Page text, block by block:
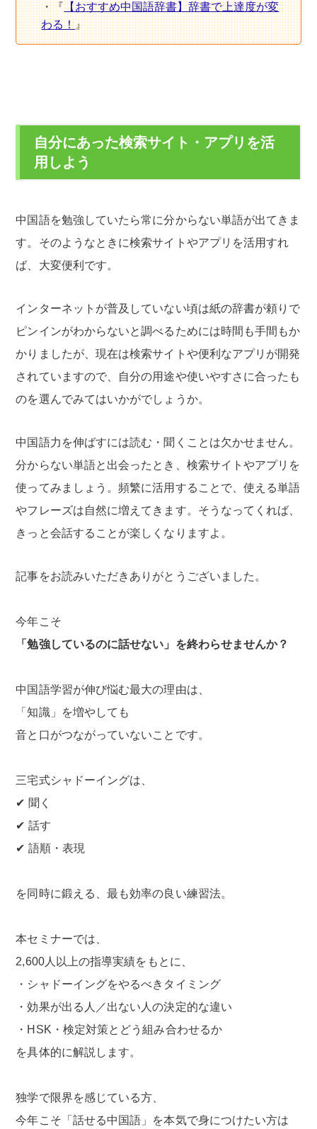
『【おすすめ中国語辞書】辞書で上達度が変
わる！』
自分にあった検索サイト・アプリを活
用しよう
中国語を勉強していたら常に分からない単語が出てきま
す。そのようなときに検索サイトやアプリを活用すれ
ば、大変便利です。
インターネットが普及していない頃は紙の辞書が頼りで
ピンインがわからないと調べるためには時間も手間もか
かりましたが、現在は検索サイトや便利なアプリが開発
されていますので、自分の用途や使いやすさに合ったも
のを選んでみてはいかがでしょうか。
中国語力を伸ばすには読む・聞くことは欠かせません。
分からない単語と出会ったとき、検索サイトやアプリを
使ってみましょう。頻繁に活用することで、使える単語
やフレーズは自然に増えてきます。そうなってくれば、
きっと会話することが楽しくなりますよ。
記事をお読みいただきありがとうございました。
今年こそ
「勉強しているのに話せない」を終わらせませんか？
中国語学習が伸び悩む最大の理由は、
「知識」を増やしても
音と口がつながっていないことです。
三宅式シャドーイングは、
✔ 聞く
✔ 話す
✔ 語順・表現
を同時に鍛える、最も効率の良い練習法。
本セミナーでは、
2,600人以上の指導実績をもとに、
・シャドーイングをやるべきタイミング
・効果が出る人／出ない人の決定的な違い
・HSK・検定対策とどう組み合わせるか
を具体的に解説します。
独学で限界を感じている方、
今年こそ「話せる中国語」を本気で身につけたい方は